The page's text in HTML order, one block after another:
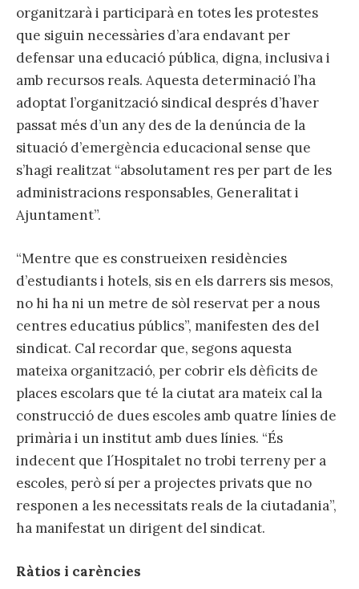
organitzarà i participarà en totes les protestes
que siguin necessàries d’ara endavant per
defensar una educació pública, digna, inclusiva i
amb recursos reals. Aquesta determinació l’ha
adoptat l’organització sindical després d’haver
passat més d’un any des de la denúncia de la
situació d’emergència educacional sense que
s’hagi realitzat “absolutament res per part de les
administracions responsables, Generalitat i
Ajuntament”.
“Mentre que es construeixen residències
d’estudiants i hotels, sis en els darrers sis mesos,
no hi ha ni un metre de sòl reservat per a nous
centres educatius públics”, manifesten des del
sindicat. Cal recordar que, segons aquesta
mateixa organització, per cobrir els dèficits de
places escolars que té la ciutat ara mateix cal la
construcció de dues escoles amb quatre línies de
primària i un institut amb dues línies. “És
indecent que l´Hospitalet no trobi terreny per a
escoles, però sí per a projectes privats que no
responen a les necessitats reals de la ciutadania”,
ha manifestat un dirigent del sindicat.
Ràtios i carències